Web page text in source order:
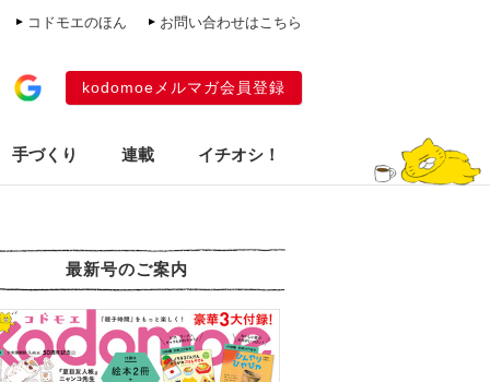
コドモエのほん お問い合わせはこちら
kodomoeメルマガ会員登録
手づくり 連載 イチオシ！
最新号のご案内